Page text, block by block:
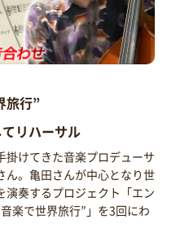
旅行”
リハーサル
けてきた音楽プロデューサ
ん。亀田さんが中心となり世
演奏するプロジェクト「エン
楽で世界旅行”」を3回にわ